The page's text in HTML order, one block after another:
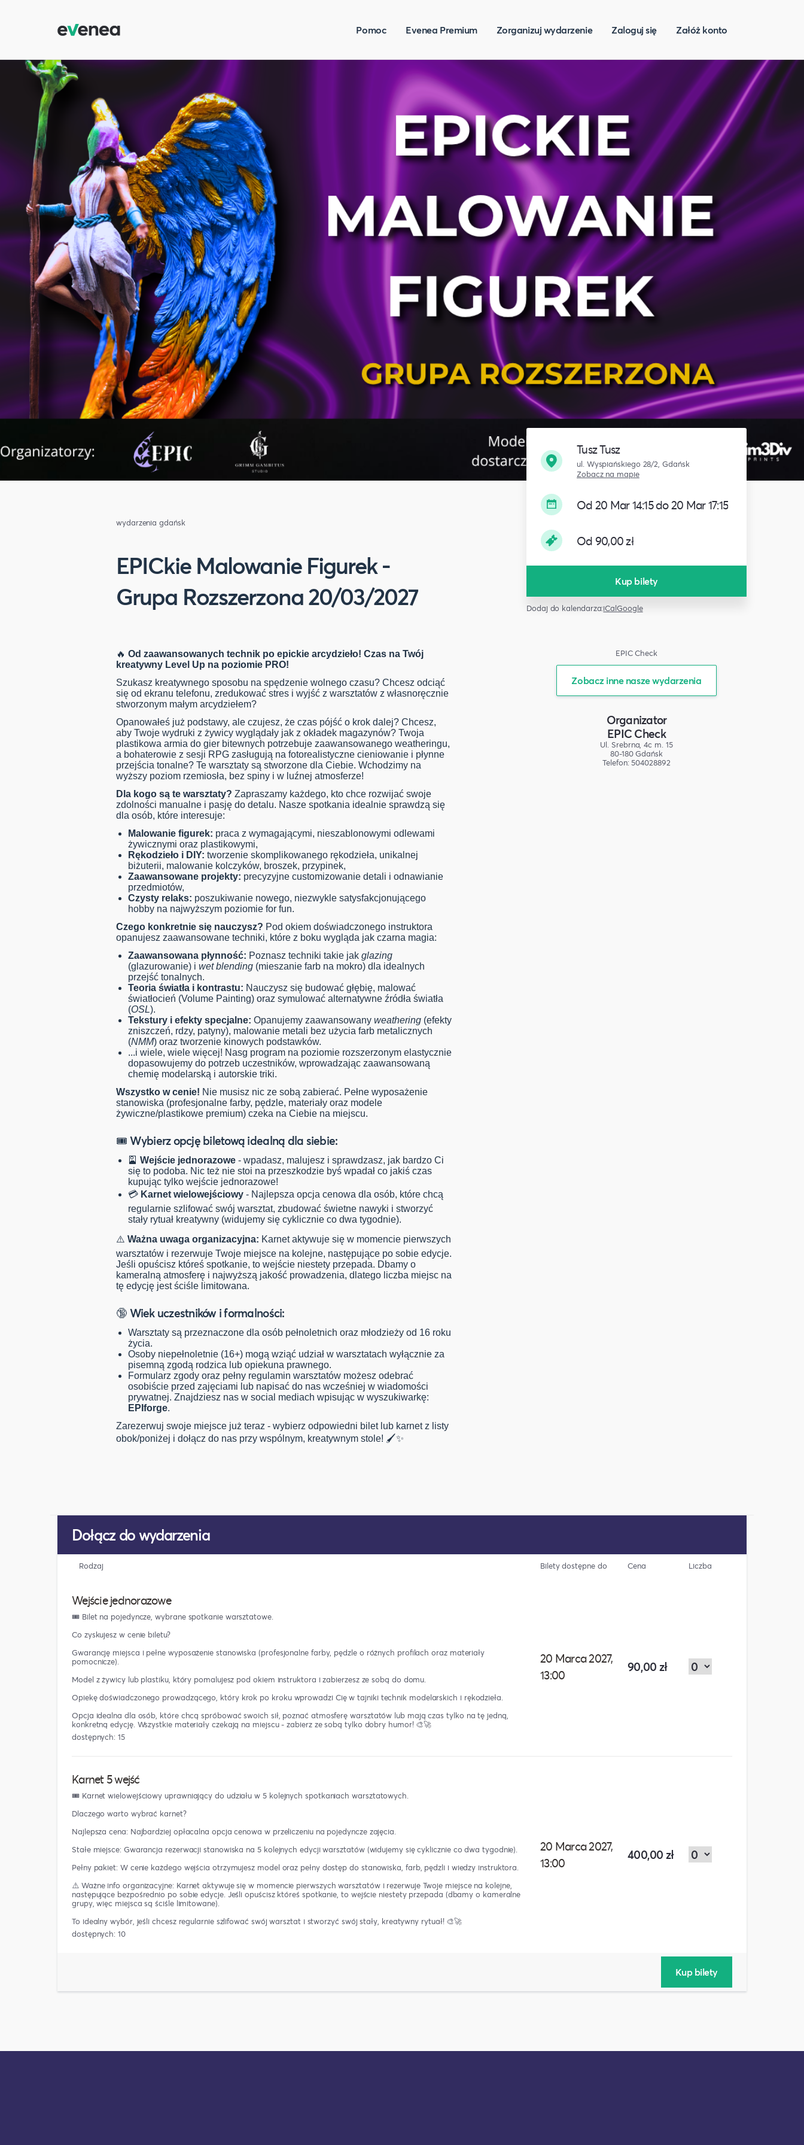
Pomoc Evenea Premium Zorganizuj wydarzenie Zaloguj się Załóż konto
wydarzenia gdańsk
EPICkie Malowanie Figurek -
Grupa Rozszerzona 20/03/2027
🔥 Od zaawansowanych technik po epickie arcydzieło! Czas na Twój
kreatywny Level Up na poziomie PRO!
Szukasz kreatywnego sposobu na spędzenie wolnego czasu? Chcesz odciąć
się od ekranu telefonu, zredukować stres i wyjść z warsztatów z własnoręcznie
stworzonym małym arcydziełem?
Opanowałeś już podstawy, ale czujesz, że czas pójść o krok dalej? Chcesz,
aby Twoje wydruki z żywicy wyglądały jak z okładek magazynów? Twoja
plastikowa armia do gier bitewnych potrzebuje zaawansowanego weatheringu,
a bohaterowie z sesji RPG zasługują na fotorealistyczne cieniowanie i płynne
przejścia tonalne? Te warsztaty są stworzone dla Ciebie. Wchodzimy na
wyższy poziom rzemiosła, bez spiny i w luźnej atmosferze!
Dla kogo są te warsztaty? Zapraszamy każdego, kto chce rozwijać swoje
zdolności manualne i pasję do detalu. Nasze spotkania idealnie sprawdzą się
dla osób, które interesuje:
Malowanie figurek: praca z wymagającymi, nieszablonowymi odlewami
żywicznymi oraz plastikowymi,
Rękodzieło i DIY: tworzenie skomplikowanego rękodzieła, unikalnej
biżuterii, malowanie kolczyków, broszek, przypinek,
Zaawansowane projekty: precyzyjne customizowanie detali i odnawianie
przedmiotów,
Czysty relaks: poszukiwanie nowego, niezwykle satysfakcjonującego
hobby na najwyższym poziomie for fun.
Czego konkretnie się nauczysz? Pod okiem doświadczonego instruktora
opanujesz zaawansowane techniki, które z boku wygląda jak czarna magia:
Zaawansowana płynność: Poznasz techniki takie jak glazing
(glazurowanie) i wet blending (mieszanie farb na mokro) dla idealnych
przejść tonalnych.
Teoria światła i kontrastu: Nauczysz się budować głębię, malować
światłocień (Volume Painting) oraz symulować alternatywne źródła światła
(OSL).
Tekstury i efekty specjalne: Opanujemy zaawansowany weathering (efekty
zniszczeń, rdzy, patyny), malowanie metali bez użycia farb metalicznych
(NMM) oraz tworzenie kinowych podstawków.
...i wiele, wiele więcej! Nasg program na poziomie rozszerzonym elastycznie
dopasowujemy do potrzeb uczestników, wprowadzając zaawansowaną
chemię modelarską i autorskie triki.
Wszystko w cenie! Nie musisz nic ze sobą zabierać. Pełne wyposażenie
stanowiska (profesjonalne farby, pędzle, materiały oraz modele
żywiczne/plastikowe premium) czeka na Ciebie na miejscu.
🎟️ Wybierz opcję biletową idealną dla siebie:
🎴 Wejście jednorazowe - wpadasz, malujesz i sprawdzasz, jak bardzo Ci
się to podoba. Nic też nie stoi na przeszkodzie byś wpadał co jakiś czas
kupując tylko wejście jednorazowe!
💳 Karnet wielowejściowy - Najlepsza opcja cenowa dla osób, które chcą
regularnie szlifować swój warsztat, zbudować świetne nawyki i stworzyć
stały rytuał kreatywny (widujemy się cyklicznie co dwa tygodnie).
⚠️ Ważna uwaga organizacyjna: Karnet aktywuje się w momencie pierwszych
warsztatów i rezerwuje Twoje miejsce na kolejne, następujące po sobie edycje.
Jeśli opuścisz któreś spotkanie, to wejście niestety przepada. Dbamy o
kameralną atmosferę i najwyższą jakość prowadzenia, dlatego liczba miejsc na
tę edycję jest ściśle limitowana.
🔞 Wiek uczestników i formalności:
Warsztaty są przeznaczone dla osób pełnoletnich oraz młodzieży od 16 roku
życia.
Osoby niepełnoletnie (16+) mogą wziąć udział w warsztatach wyłącznie za
pisemną zgodą rodzica lub opiekuna prawnego.
Formularz zgody oraz pełny regulamin warsztatów możesz odebrać
osobiście przed zajęciami lub napisać do nas wcześniej w wiadomości
prywatnej. Znajdziesz nas w social mediach wpisując w wyszukiwarkę:
EPIforge.
Zarezerwuj swoje miejsce już teraz - wybierz odpowiedni bilet lub karnet z listy
obok/poniżej i dołącz do nas przy wspólnym, kreatywnym stole! 🖌️✨
Tusz Tusz
ul. Wyspiańskiego 28/2, Gdańsk
Zobacz na mapie
Od 20 Mar 14:15 do 20 Mar 17:15
Od 90,00 zł
Kup bilety
Dodaj do kalendarza:iCalGoogle
EPIC Check
Zobacz inne nasze wydarzenia
Organizator
EPIC Check
Ul. Srebrna, 4c m. 15
80-180 Gdańsk
Telefon: 504028892
Dołącz do wydarzenia
Rodzaj Bilety dostępne do Cena Liczba
Wejście jednorazowe
🎟️ Bilet na pojedyncze, wybrane spotkanie warsztatowe.
Co zyskujesz w cenie biletu?
Gwarancję miejsca i pełne wyposażenie stanowiska (profesjonalne farby, pędzle o różnych profilach oraz materiały
pomocnicze).
Model z żywicy lub plastiku, który pomalujesz pod okiem instruktora i zabierzesz ze sobą do domu.
Opiekę doświadczonego prowadzącego, który krok po kroku wprowadzi Cię w tajniki technik modelarskich i rękodzieła.
Opcja idealna dla osób, które chcą spróbować swoich sił, poznać atmosferę warsztatów lub mają czas tylko na tę jedną,
konkretną edycję. Wszystkie materiały czekają na miejscu - zabierz ze sobą tylko dobry humor! 🎨🚀
dostępnych: 15
20 Marca 2027,
13:00
90,00 zł
Karnet 5 wejść
🎟️ Karnet wielowejściowy uprawniający do udziału w 5 kolejnych spotkaniach warsztatowych.
Dlaczego warto wybrać karnet?
Najlepsza cena: Najbardziej opłacalna opcja cenowa w przeliczeniu na pojedyncze zajęcia.
Stałe miejsce: Gwarancja rezerwacji stanowiska na 5 kolejnych edycji warsztatów (widujemy się cyklicznie co dwa tygodnie).
Pełny pakiet: W cenie każdego wejścia otrzymujesz model oraz pełny dostęp do stanowiska, farb, pędzli i wiedzy instruktora.
⚠️ Ważne info organizacyjne: Karnet aktywuje się w momencie pierwszych warsztatów i rezerwuje Twoje miejsce na kolejne,
następujące bezpośrednio po sobie edycje. Jeśli opuścisz któreś spotkanie, to wejście niestety przepada (dbamy o kameralne
grupy, więc miejsca są ściśle limitowane).
To idealny wybór, jeśli chcesz regularnie szlifować swój warsztat i stworzyć swój stały, kreatywny rytuał! 🎨🚀
dostępnych: 10
20 Marca 2027,
13:00
400,00 zł